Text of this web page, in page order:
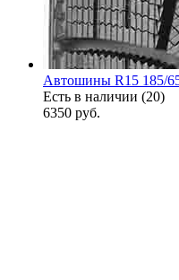
Автошины R15 185/
Есть в наличии (20)
6350 руб.